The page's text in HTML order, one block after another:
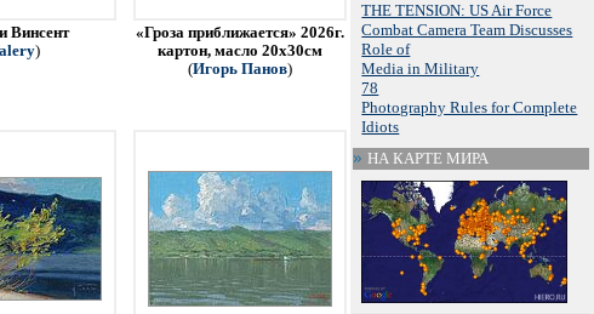
Винсент
)
«Гроза приближается» 2026г.
картон, масло 20х30см
(Игорь Панов)
THE TENSION: US Air Force
Combat Camera Team Discusses
Role of
Media in Military
78
Photography Rules for Complete
Idiots
НА КАРТЕ МИРА